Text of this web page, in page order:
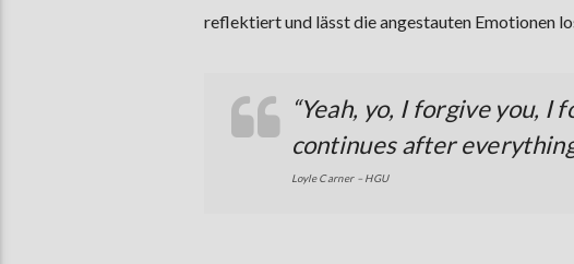
reflektiert und lässt die angestauten Emotionen
“Yeah, yo, I forgive you,
continues after
Loyle Carner – HGU